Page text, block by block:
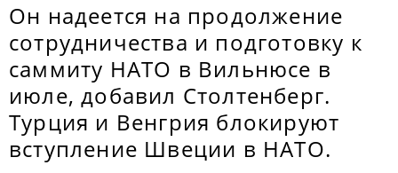
Он надеется на продолжение
сотрудничества и подготовку к
саммиту НАТО в Вильнюсе в
июле, добавил Столтенберг.
Турция и Венгрия блокируют
вступление Швеции в НАТО.